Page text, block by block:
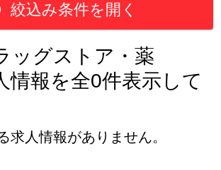
絞込み条件を開く
ッグストア・薬
情報を全0件表示して
求人情報がありません。